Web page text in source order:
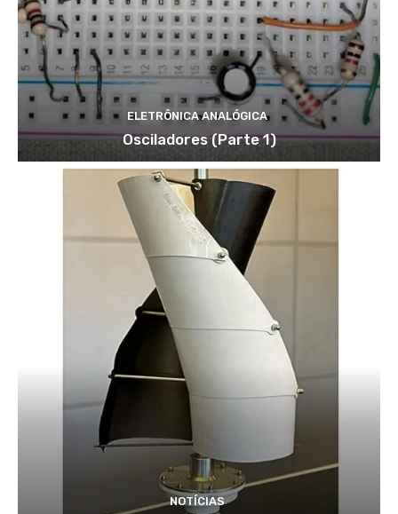
ELETRÔNICA ANALÓGICA
Osciladores (Parte 1)
NOTÍCIAS